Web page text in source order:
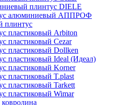
плинтус DIELE
алюминиевый АППРОФ
плинтус
пластиковый Arbiton
пластиковый Cezar
пластиковый Dollken
пластиковый Ideal (Идеал)
пластиковый Korner
пластиковый T.plast
пластиковый Tarkett
пластиковый Wimar